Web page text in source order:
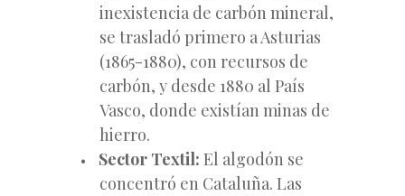
inexistencia de carbón mineral,
se trasladó primero a Asturias
(1865-1880), con recursos de
carbón, y desde 1880 al País
Vasco, donde existían minas de
hierro.
Sector Textil: El algodón se
concentró en Cataluña. Las